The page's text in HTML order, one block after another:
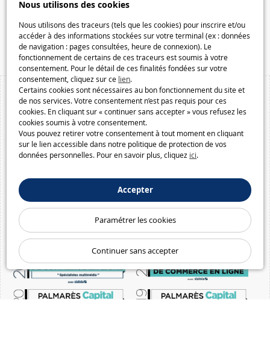
Nous utilisons des cookies
Nous utilisons des traceurs (tels que les cookies) pour inscrire et/ou
accéder à des informations stockées sur votre terminal (ex : données
de navigation : pages consultées, heure de connexion). Le
fonctionnement de certains de ces traceurs est soumis à votre
consentement. Pour le détail de ces finalités fondées sur votre
consentement, cliquez sur ce lien.
Certains cookies sont nécessaires au bon fonctionnement du site et
de nos services. Votre consentement n’est pas requis pour ces
cookies. En cliquant sur « continuer sans accepter » vous refusez les
cookies soumis à votre consentement.
Vous pouvez retirer votre consentement à tout moment en cliquant
sur le lien accessible dans notre politique de protection de vos
données personnelles. Pour en savoir plus, cliquez ici.
Accepter
Paramétrer les cookies
Continuer sans accepter
Galaxiespielzeug.be
Speelgoedmelkweg.be
Macway.com